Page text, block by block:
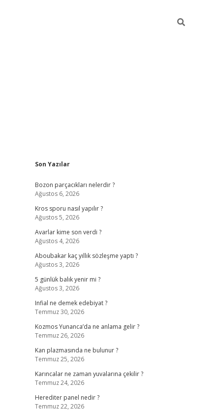
Sidebar
Son Yazılar
Bozon parçacıkları nelerdir ?
Ağustos 6, 2026
Kros sporu nasıl yapılır ?
Ağustos 5, 2026
Avarlar kime son verdi ?
Ağustos 4, 2026
Aboubakar kaç yıllık sözleşme yaptı ?
Ağustos 3, 2026
5 günlük balık yenir mi ?
Ağustos 3, 2026
Infial ne demek edebiyat ?
Temmuz 30, 2026
Kozmos Yunanca’da ne anlama gelir ?
Temmuz 26, 2026
Kan plazmasında ne bulunur ?
Temmuz 25, 2026
Karıncalar ne zaman yuvalarına çekilir ?
Temmuz 24, 2026
Herediter panel nedir ?
Temmuz 22, 2026